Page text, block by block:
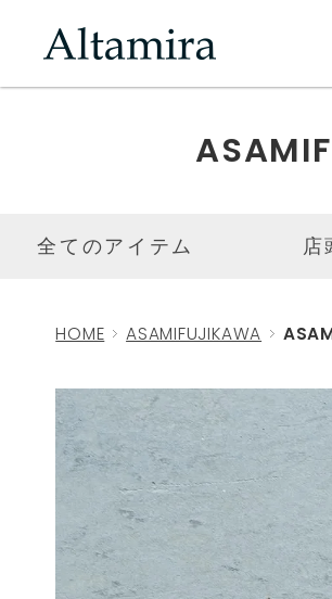
全てのアイテム 店
HOME ASAMIFUJIKAWA